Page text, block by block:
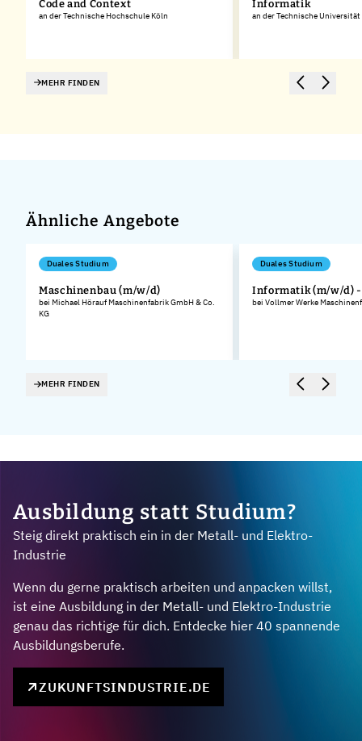
Code and Context
an der Technische Hochschule Köln
Informatik
an der Technische
MEHR FINDEN
Ähnliche Angebote
Duales Studium
Maschinenbau (m/w/d)
bei Michael Hörauf Maschinenfabrik GmbH & Co.
KG
Duales Studium
Informatik (m/w/d)
bei Vollmer Werke
MEHR FINDEN
Ausbildung statt Studium?
Steig direkt praktisch ein in der Metall- und Elektro-
Industrie
Wenn du gerne praktisch arbeiten und anpacken willst,
ist eine Ausbildung in der Metall- und Elektro-Industrie
genau das richtige für dich. Entdecke hier 40 spannende
Ausbildungsberufe.
ZUKUNFTSINDUSTRIE.DE